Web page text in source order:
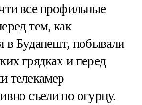
все профильные
тем, как
в Будапешт, побывали
грядках и перед
телекамер
съели по огурцу.